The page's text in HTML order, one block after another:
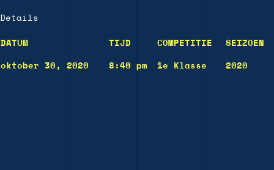
Details
DATUM TIJD COMPETITIE SEIZOEN
oktober 30, 2020 8:40 pm 1e Klasse 2020